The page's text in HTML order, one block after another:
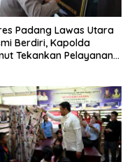
Padang Lawas Utara
Berdiri, Kapolda
Tekankan Pelayanan